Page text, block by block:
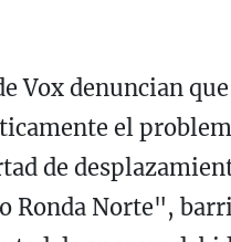
Vox denuncian
el
de
Ronda Norte",